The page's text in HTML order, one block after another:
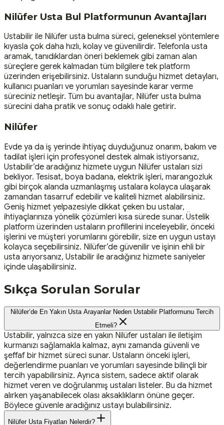
Nilüfer Usta Bul Platformunun Avantajları
Ustabilir ile Nilüfer usta bulma süreci, geleneksel yöntemlere
kıyasla çok daha hızlı, kolay ve güvenilirdir. Telefonla usta
aramak, tanıdıklardan öneri beklemek gibi zaman alan
süreçlere gerek kalmadan tüm bilgilere tek platform
üzerinden erişebilirsiniz. Ustaların sunduğu hizmet detayları,
kullanıcı puanları ve yorumları sayesinde karar verme
süreciniz netleşir. Tüm bu avantajlar, Nilüfer usta bulma
sürecini daha pratik ve sonuç odaklı hale getirir.
Nilüfer
Evde ya da iş yerinde ihtiyaç duyduğunuz onarım, bakım ve
tadilat işleri için profesyonel destek almak istiyorsanız,
Ustabilir’de aradığınız hizmete uygun Nilüfer ustaları sizi
bekliyor. Tesisat, boya badana, elektrik işleri, marangozluk
gibi birçok alanda uzmanlaşmış ustalara kolayca ulaşarak
zamandan tasarruf edebilir ve kaliteli hizmet alabilirsiniz.
Geniş hizmet yelpazesiyle dikkat çeken bu ustalar,
ihtiyaçlarınıza yönelik çözümleri kısa sürede sunar. Üstelik
platform üzerinden ustaların profillerini inceleyebilir, önceki
işlerini ve müşteri yorumlarını görebilir, size en uygun ustayı
kolayca seçebilirsiniz. Nilüfer’de güvenilir ve işinin ehli bir
usta arıyorsanız, Ustabilir ile aradığınız hizmete saniyeler
içinde ulaşabilirsiniz.
Sıkça Sorulan Sorular
Nilüfer’de En Yakın Usta Arayanlar Neden Ustabilir Platformunu Tercih
Etmeli?
Ustabilir, yalnızca size en yakın Nilüfer ustaları ile iletişim
kurmanızı sağlamakla kalmaz, aynı zamanda güvenli ve
şeffaf bir hizmet süreci sunar. Ustaların önceki işleri,
değerlendirme puanları ve yorumları sayesinde bilinçli bir
tercih yapabilirsiniz. Ayrıca sistem, sadece aktif olarak
hizmet veren ve doğrulanmış ustaları listeler. Bu da hizmet
alırken yaşanabilecek olası aksaklıkların önüne geçer.
Böylece güvenle aradığınız ustayı bulabilirsiniz.
Nilüfer Usta Fiyatları Nelerdir?